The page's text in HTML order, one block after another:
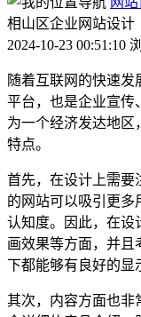
相山区企业网站设计
2024-10-23 00:51:10
随着互联网的快速
平台，也是企业宣传
为一个经济发达地区
特点。
首先，在设计上需要
的网站可以吸引更多
认知度。因此，在设
画效果等方面，并且
下都能够有良好的显
其次，内容方面也非